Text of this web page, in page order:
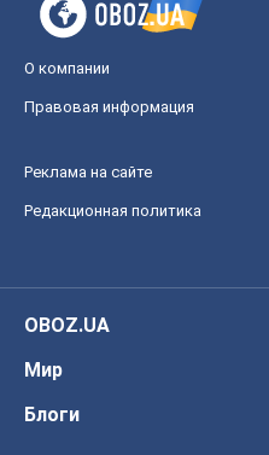
О компании
Правовая информация
Реклама на сайте
Редакционная политика
OBOZ.UA
Мир
Блоги